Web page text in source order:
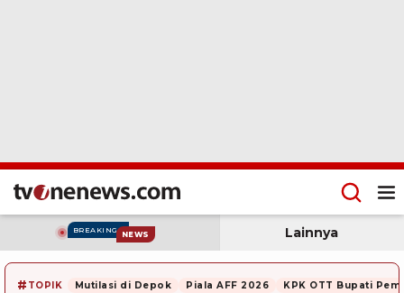
BREAKING NEWS Lainnya
# TOPIK Mutilasi di Depok Piala AFF 2026 KPK OTT Bupati